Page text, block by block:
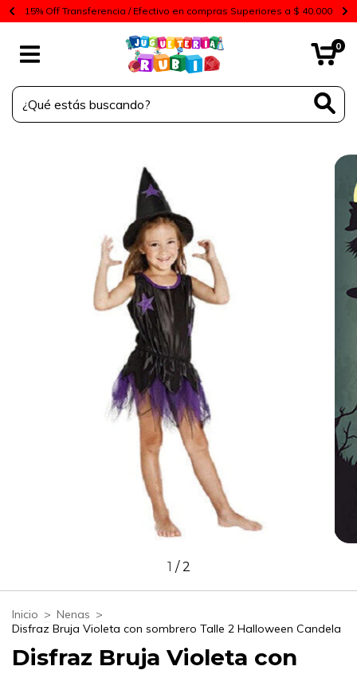
15% Off Transferencia / Efectivo en compras Superiores a $ 40.000
0
1 /2
Inicio > Nenas >
Disfraz Bruja Violeta con sombrero Talle 2 Halloween Candela
Disfraz Bruja Violeta con